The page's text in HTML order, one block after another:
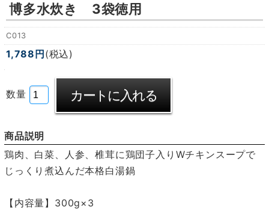
博多水炊き 3袋徳用
C013
1,788円 (税込)
数量
商品説明
鶏肉、白菜、人参、椎茸に鶏団子入りWチキンスープで
じっくり煮込んだ本格白湯鍋
【内容量】300g×3